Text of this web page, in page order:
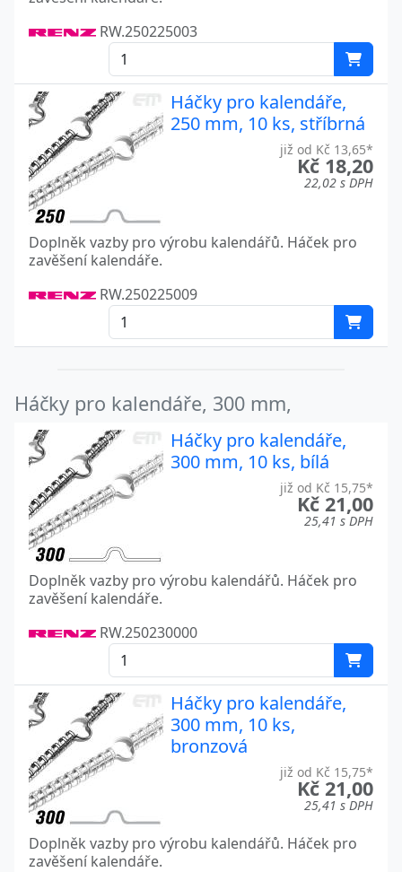
RW.250225003
Háčky pro kalendáře,
250 mm, 10 ks, stříbrná
již od Kč 13,65*
Kč 18,20
22,02 s DPH
Doplněk vazby pro výrobu kalendářů. Háček pro
zavěšení kalendáře.
RW.250225009
Háčky pro kalendáře, 300 mm,
Háčky pro kalendáře,
300 mm, 10 ks, bílá
již od Kč 15,75*
Kč 21,00
25,41 s DPH
Doplněk vazby pro výrobu kalendářů. Háček pro
zavěšení kalendáře.
RW.250230000
Háčky pro kalendáře,
300 mm, 10 ks,
bronzová
již od Kč 15,75*
Kč 21,00
25,41 s DPH
Doplněk vazby pro výrobu kalendářů. Háček pro
zavěšení kalendáře.